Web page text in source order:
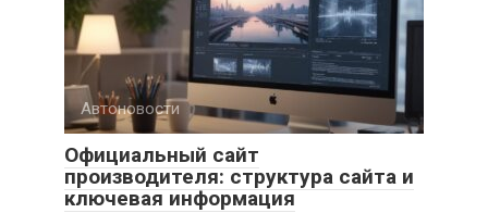
Автоновости
Официальный сайт
производителя: структура сайта и
ключевая информация